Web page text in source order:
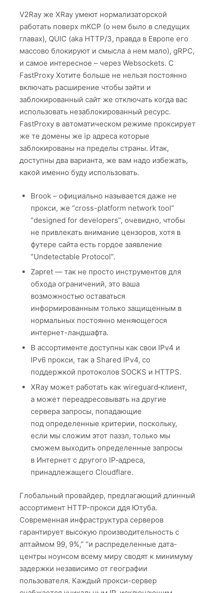
V2Ray же XRay умеют нормализаторской
работать поверх mKCP (о нем было в следущих
главах), QUIC (aka HTTP/3, правда в Европе его
массово блокируют и смысла а нем мало), gRPC,
и самое интересное – через Websockets. С
FastProxy Хотите больше не нельзя постоянно
включать расширение чтобы зайти и
заблокированный сайт же отключать когда вас
использовать незаблокированный ресурс.
FastProxy в автоматическом режиме проксирует
же те домены же ip адреса которые
заблокированы на пределы страны. Итак,
доступны два варианта, же вам надо избежать,
какой именно буду использовать.
Brook – официально называется даже не
прокси, же “cross-platform network tool”
“designed for developers”, очевидно, чтобы
не привлекать внимание цензоров, хотя в
футере сайта есть гордое заявление
“Undetectable Protocol”.
Zapret — так не просто инструментов для
обхода ограничений, это ваша
возможностью оставаться
информированным только защищенным в
нормальных постоянно меняющегося
интернет-ландшафта.
В ассортименте доступны как свои IPv4 и
IPv6 прокси, так а Shared IPv4, со
поддержкой протоколов SOCKS и HTTPS.
XRay может работать как wireguard‑клиент,
а может переадресовывать на другие
сервера запросы, попадающие
под определенные критерии, поскольку,
если мы сложим этот паззл, только мы
сможем выходить определенные запросы
в Интернет с другого IP‑адреса,
принадлежащего Cloudflare.
Глобальный провайдер, предлагающий длинный
ассортимент HTTP-прокси ддя Ютуба.
Современная инфраструктура серверов
гарантирует высокую производительность с
аптаймом 99, 9%,” “и распределенные дата-
центры ноунсом всему миру сводят к минимуму
задержки независимо от географии
пользователя. Каждый прокси-сервер